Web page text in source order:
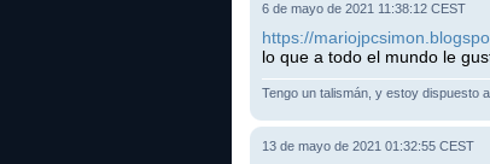
6 de mayo de 2021 11:38:12 CEST
https://
lo que a todo el mundo le
Tengo un talismán, y estoy dispuesto
13 de mayo de 2021 01:32:55 CEST